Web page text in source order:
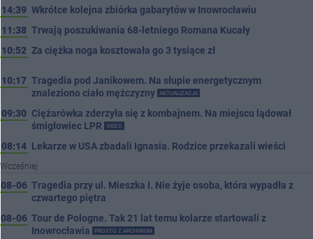
14:39 Wkrótce kolejna zbiórka gabarytów w Inowrocławiu
11:38 Trwają poszukiwania 68-letniego Romana Kucały
10:52 Za ciężka noga kosztowała go 3 tysiące zł
10:17 Tragedia pod Janikowem. Na słupie energetycznym
znaleziono ciało mężczyzny
AKTUALIZACJA
09:30 Ciężarówka zderzyła się z kombajnem. Na miejscu lądował
śmigłowiec LPR
VIDEO
08:14 Lekarze w USA zbadali Ignasia. Rodzice przekazali wieści
Wcześniej
08-06 Tragedia przy ul. Mieszka I. Nie żyje osoba, która wypadła z
czwartego piętra
08-06 Tour de Pologne. Tak 21 lat temu kolarze startowali z
Inowrocławia
PROSTO Z ARCHIWUM